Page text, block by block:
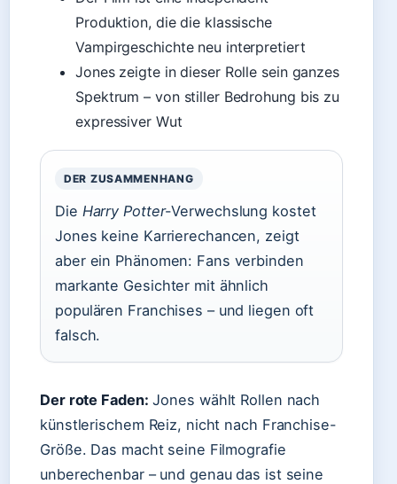
Produktion, die die klassische
Vampirgeschichte neu interpretiert
Jones zeigte in dieser Rolle sein ganzes
Spektrum – von stiller Bedrohung bis zu
expressiver Wut
DER ZUSAMMENHANG
Die Harry Potter-Verwechslung kostet
Jones keine Karrierechancen, zeigt
aber ein Phänomen: Fans verbinden
markante Gesichter mit ähnlich
populären Franchises – und liegen oft
falsch.
Der rote Faden: Jones wählt Rollen nach
künstlerischem Reiz, nicht nach Franchise-
Größe. Das macht seine Filmografie
unberechenbar – und genau das ist seine